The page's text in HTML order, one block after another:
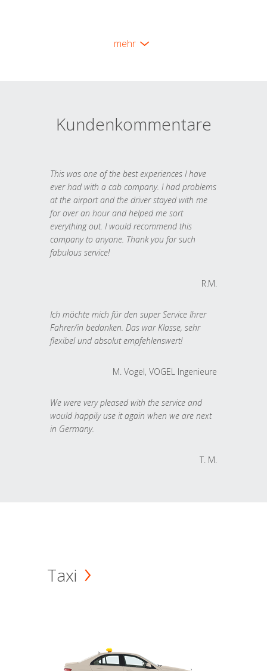
mehr
Kundenkommentare
This was one of the best experiences I have
ever had with a cab company. I had problems
at the airport and the driver stayed with me
for over an hour and helped me sort
everything out. I would recommend this
company to anyone. Thank you for such
fabulous service!
R.M.
Ich möchte mich für den super Service Ihrer
Fahrer/in bedanken. Das war Klasse, sehr
flexibel und absolut empfehlenswert!
M. Vogel, VOGEL Ingenieure
We were very pleased with the service and
would happily use it again when we are next
in Germany.
T. M.
Taxi